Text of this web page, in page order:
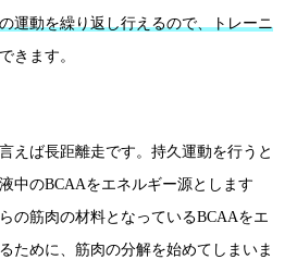
運動を繰り返し行えるので、トレーニ
きます。
えば長距離走です。持久運動を行うと
中のBCAAをエネルギー源とします
の筋肉の材料となっているBCAAをエ
ために、筋肉の分解を始めてしまいま